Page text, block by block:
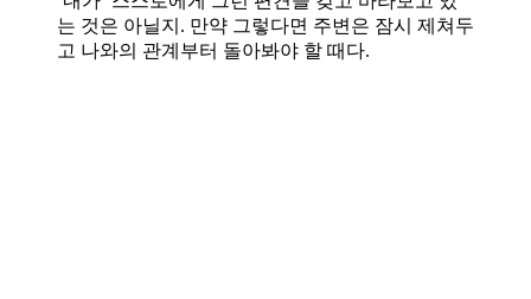
는 것은 아닐지. 만약 그렇다면 주변은 잠시 제쳐두
고 나와의 관계부터 돌아봐야 할 때다.